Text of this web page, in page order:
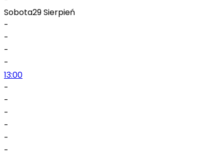
Sobota29 Sierpień
-
-
-
-
13:00
-
-
-
-
-
-